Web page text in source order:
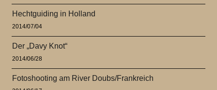
Hechtguiding in Holland
2014/07/04
Der „Davy Knot“
2014/06/28
Fotoshooting am River Doubs/Frankreich